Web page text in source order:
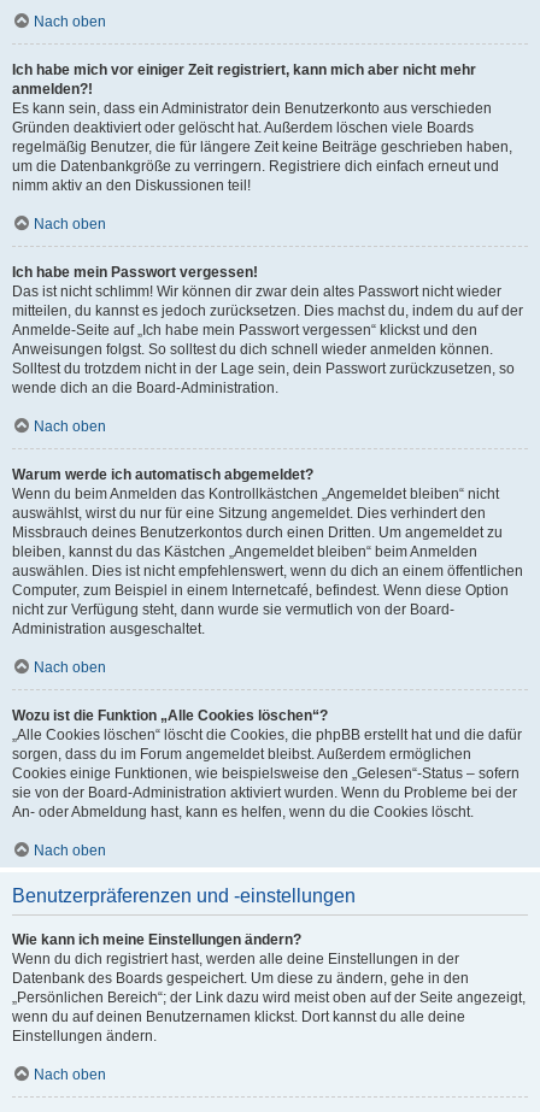
Nach oben
Ich habe mich vor einiger Zeit registriert, kann mich aber nicht mehr
anmelden?!
Es kann sein, dass ein Administrator dein Benutzerkonto aus verschieden
Gründen deaktiviert oder gelöscht hat. Außerdem löschen viele Boards
regelmäßig Benutzer, die für längere Zeit keine Beiträge geschrieben haben,
um die Datenbankgröße zu verringern. Registriere dich einfach erneut und
nimm aktiv an den Diskussionen teil!
Nach oben
Ich habe mein Passwort vergessen!
Das ist nicht schlimm! Wir können dir zwar dein altes Passwort nicht wieder
mitteilen, du kannst es jedoch zurücksetzen. Dies machst du, indem du auf der
Anmelde-Seite auf „Ich habe mein Passwort vergessen“ klickst und den
Anweisungen folgst. So solltest du dich schnell wieder anmelden können.
Solltest du trotzdem nicht in der Lage sein, dein Passwort zurückzusetzen, so
wende dich an die Board-Administration.
Nach oben
Warum werde ich automatisch abgemeldet?
Wenn du beim Anmelden das Kontrollkästchen „Angemeldet bleiben“ nicht
auswählst, wirst du nur für eine Sitzung angemeldet. Dies verhindert den
Missbrauch deines Benutzerkontos durch einen Dritten. Um angemeldet zu
bleiben, kannst du das Kästchen „Angemeldet bleiben“ beim Anmelden
auswählen. Dies ist nicht empfehlenswert, wenn du dich an einem öffentlichen
Computer, zum Beispiel in einem Internetcafé, befindest. Wenn diese Option
nicht zur Verfügung steht, dann wurde sie vermutlich von der Board-
Administration ausgeschaltet.
Nach oben
Wozu ist die Funktion „Alle Cookies löschen“?
„Alle Cookies löschen“ löscht die Cookies, die phpBB erstellt hat und die dafür
sorgen, dass du im Forum angemeldet bleibst. Außerdem ermöglichen
Cookies einige Funktionen, wie beispielsweise den „Gelesen“-Status – sofern
sie von der Board-Administration aktiviert wurden. Wenn du Probleme bei der
An- oder Abmeldung hast, kann es helfen, wenn du die Cookies löscht.
Nach oben
Benutzerpräferenzen und -einstellungen
Wie kann ich meine Einstellungen ändern?
Wenn du dich registriert hast, werden alle deine Einstellungen in der
Datenbank des Boards gespeichert. Um diese zu ändern, gehe in den
„Persönlichen Bereich“; der Link dazu wird meist oben auf der Seite angezeigt,
wenn du auf deinen Benutzernamen klickst. Dort kannst du alle deine
Einstellungen ändern.
Nach oben